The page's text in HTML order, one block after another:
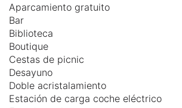
Aparcamiento gratuito
Bar
Biblioteca
Boutique
Cestas de picnic
Desayuno
Doble acristalamiento
Estación de carga coche eléctrico